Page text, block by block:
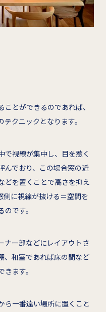
とができるのであれば、
クニックとなります。
で視線が集中し、目を惹く
んでおり、この場合窓の近
どを置くことで高さを抑え
側に視線が抜ける＝空間を
です。
ナー部などにレイアウトさ
、和室であれば床の間など
ます。
ら一番遠い場所に置くこと